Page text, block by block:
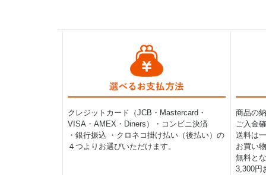
クレジットカード（JCB・Mastercard・
VISA・AMEX・Diners）・コンビニ決済
・銀行振込 ・クロネコ掛け払い（後払い）の
４つよりお選びいただけます。
商品の
ご入金
送料は
お買い
無料と
3,300円